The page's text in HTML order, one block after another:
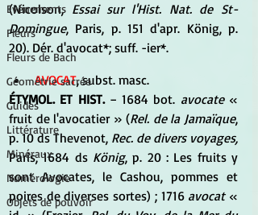
Evénements
Fleurs
Fleurs de Bach
Géométrie sacrée
Guides
Littérature
Minéraux
Numérologie
Objets de pouvoir
(Nicolson, Essai sur l'Hist. Nat. de St-
Domingue, Paris, p. 151 d'apr. König, p.
20). Dér. d'avocat*; suff. -ier*.
AVOCAT, subst. masc.
ÉTYMOL. ET HIST. − 1684 bot. avocate «
fruit de l'avocatier » (Rel. de la Jamaïque,
p. 10 ds Thevenot, Rec. de divers voyages,
Paris, 1684 ds König, p. 20 : Les fruits y
sont Avocates, le Cashou, pommes et
poires de diverses sortes) ; 1716 avocat «